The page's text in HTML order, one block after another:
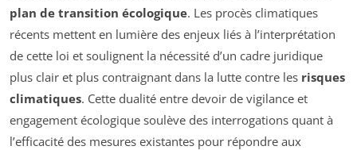
plan de transition écologique. Les procès climatiques
récents mettent en lumière des enjeux liés à l’interprétation
de cette loi et soulignent la nécessité d’un cadre juridique
plus clair et plus contraignant dans la lutte contre les risques
climatiques. Cette dualité entre devoir de vigilance et
engagement écologique soulève des interrogations quant à
l’efficacité des mesures existantes pour répondre aux